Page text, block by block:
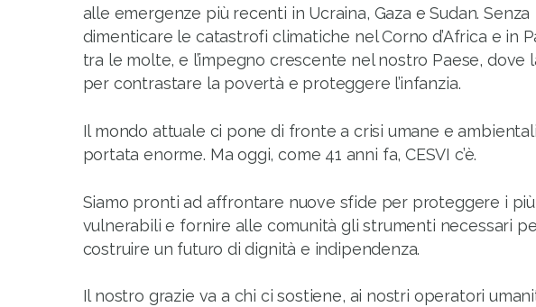
alle emergenze più recenti in Ucraina, Gaza e Sudan. Senza
dimenticare le catastrofi climatiche nel Corno d’Africa e in
tra le molte, e l’impegno crescente nel nostro Paese, dove
per contrastare la povertà e proteggere l’infanzia.
Il mondo attuale ci pone di fronte a crisi umane e
portata enorme. Ma oggi, come 41 anni fa, CESVI c’è.
Siamo pronti ad affrontare nuove sfide per proteggere i più
vulnerabili e fornire alle comunità gli strumenti necessari
costruire un futuro di dignità e indipendenza.
Il nostro grazie va a chi ci sostiene, ai nostri operatori